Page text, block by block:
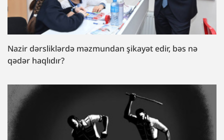
Nazir dərsliklərdə məzmundan şikayət edir, bəs nə
qədər haqlıdır?